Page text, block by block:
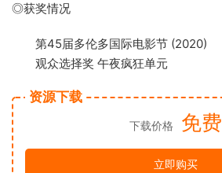
◎获奖情况
第45届多伦多国际电影节 (2020)
观众选择奖 午夜疯狂单元
资源下载
下载价格 免费
立即购买